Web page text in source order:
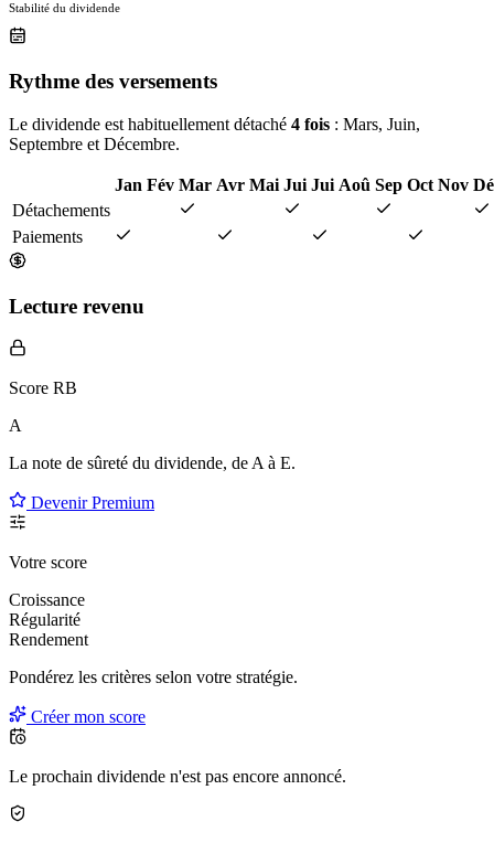
Stabilité du dividende
Rythme des versements
Le dividende est habituellement détaché 4 fois : Mars, Juin,
Septembre et Décembre.
Jan Fév Mar Avr Mai Jui Jui Aoû Sep Oct Nov
Détachements
Paiements
Lecture revenu
Score RB
A
La note de sûreté du dividende, de A à E.
Devenir Premium
Votre score
Croissance
Régularité
Rendement
Pondérez les critères selon votre stratégie.
Créer mon score
Le prochain dividende n'est pas encore annoncé.